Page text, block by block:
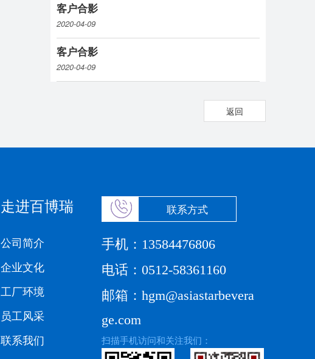
客户合影
2020-04-09
客户合影
2020-04-09
返回
走进百博瑞
公司简介
企业文化
工厂环境
员工风采
联系我们
联系方式
手机： 13584476806
电话：0512-58361160
邮箱：hgm@asiastarbevera
ge.com
扫描手机访问和关注我们：